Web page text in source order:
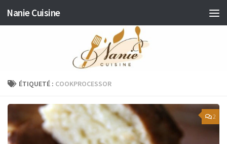
Skip to content
Nanie Cuisine
ÉTIQUETÉ : COOKPROCESSOR
2